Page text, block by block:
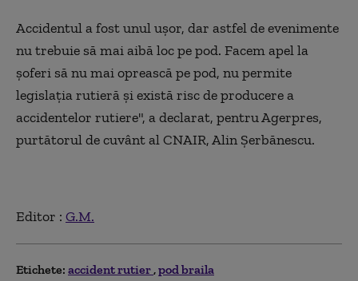
Accidentul a fost unul uşor, dar astfel de evenimente
nu trebuie să mai aibă loc pe pod. Facem apel la
şoferi să nu mai oprească pe pod, nu permite
legislaţia rutieră şi există risc de producere a
accidentelor rutiere", a declarat, pentru Agerpres,
purtătorul de cuvânt al CNAIR, Alin Şerbănescu.
Editor : G.M.
Etichete: accident rutier pod braila